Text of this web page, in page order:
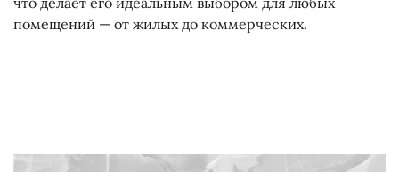
помещений — от жилых до коммерческих.